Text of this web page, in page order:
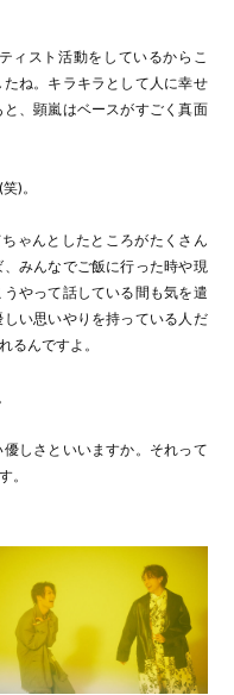
ィスト活動をしているからこ
ね。キラキラとして人に幸せ
、顕嵐はベースがすごく真面
)。
ゃんとしたところがたくさん
みんなでご飯に行った時や現
やって話している間も気を遣
い思いやりを持っている人だ
るんですよ。
しさといいますか。それって
。